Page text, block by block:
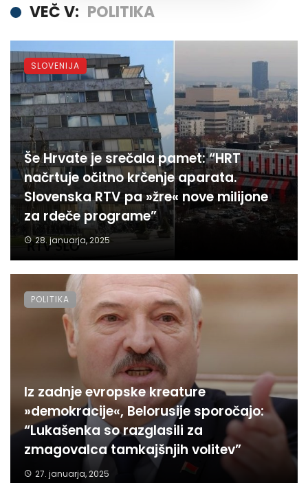
VEČ V: POLITIKA
Še Hrvate je srečala pamet: “HRT
načrtuje očitno krčenje aparata.
Slovenska RTV pa »žre« nove milijone
za rdeče programe”
28. januarja, 2025
SLOVENIJA
Iz zadnje evropske kreature
»demokracije«, Belorusije sporočajo:
“Lukašenka so razglasili za
zmagovalca tamkajšnjih volitev”
27. januarja, 2025
POLITIKA